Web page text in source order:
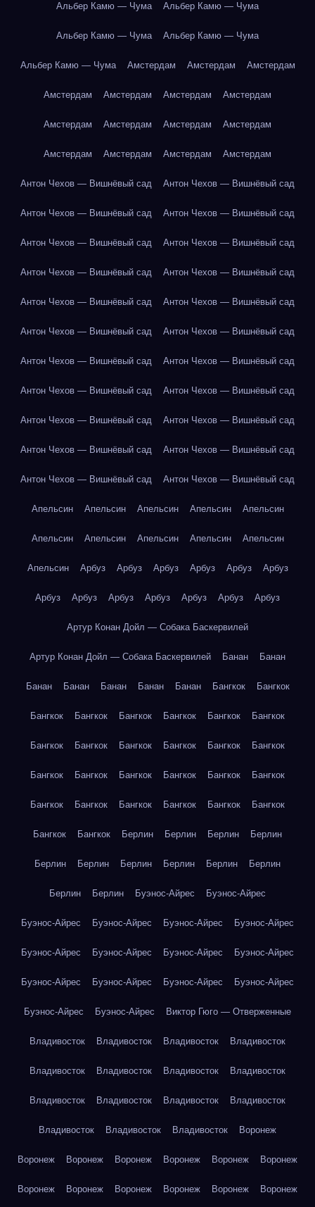
Альбер Камю — Чума Альбер Камю — Чума
Альбер Камю — Чума Альбер Камю — Чума
Альбер Камю — Чума Амстердам Амстердам Амстердам
Амстердам Амстердам Амстердам Амстердам
Амстердам Амстердам Амстердам Амстердам
Амстердам Амстердам Амстердам Амстердам
Антон Чехов — Вишнёвый сад Антон Чехов — Вишнёвый сад
Антон Чехов — Вишнёвый сад Антон Чехов — Вишнёвый сад
Антон Чехов — Вишнёвый сад Антон Чехов — Вишнёвый сад
Антон Чехов — Вишнёвый сад Антон Чехов — Вишнёвый сад
Антон Чехов — Вишнёвый сад Антон Чехов — Вишнёвый сад
Антон Чехов — Вишнёвый сад Антон Чехов — Вишнёвый сад
Антон Чехов — Вишнёвый сад Антон Чехов — Вишнёвый сад
Антон Чехов — Вишнёвый сад Антон Чехов — Вишнёвый сад
Антон Чехов — Вишнёвый сад Антон Чехов — Вишнёвый сад
Антон Чехов — Вишнёвый сад Антон Чехов — Вишнёвый сад
Антон Чехов — Вишнёвый сад Антон Чехов — Вишнёвый сад
Апельсин Апельсин Апельсин Апельсин Апельсин
Апельсин Апельсин Апельсин Апельсин Апельсин
Апельсин Арбуз Арбуз Арбуз Арбуз Арбуз Арбуз
Арбуз Арбуз Арбуз Арбуз Арбуз Арбуз Арбуз
Артур Конан Дойл — Собака Баскервилей
Артур Конан Дойл — Собака Баскервилей Банан Банан
Банан Банан Банан Банан Банан Бангкок Бангкок
Бангкок Бангкок Бангкок Бангкок Бангкок Бангкок
Бангкок Бангкок Бангкок Бангкок Бангкок Бангкок
Бангкок Бангкок Бангкок Бангкок Бангкок Бангкок
Бангкок Бангкок Бангкок Бангкок Бангкок Бангкок
Бангкок Бангкок Берлин Берлин Берлин Берлин
Берлин Берлин Берлин Берлин Берлин Берлин
Берлин Берлин Буэнос-Айрес Буэнос-Айрес
Буэнос-Айрес Буэнос-Айрес Буэнос-Айрес Буэнос-Айрес
Буэнос-Айрес Буэнос-Айрес Буэнос-Айрес Буэнос-Айрес
Буэнос-Айрес Буэнос-Айрес Буэнос-Айрес Буэнос-Айрес
Буэнос-Айрес Буэнос-Айрес Виктор Гюго — Отверженные
Владивосток Владивосток Владивосток Владивосток
Владивосток Владивосток Владивосток Владивосток
Владивосток Владивосток Владивосток Владивосток
Владивосток Владивосток Владивосток Воронеж
Воронеж Воронеж Воронеж Воронеж Воронеж Воронеж
Воронеж Воронеж Воронеж Воронеж Воронеж Воронеж